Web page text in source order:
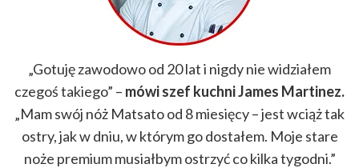
„Gotuję zawodowo od 20 lat i nigdy nie widziałem
czegoś takiego” – mówi szef kuchni James Martinez.
„Mam swój nóż Matsato od 8 miesięcy – jest wciąż tak
ostry, jak w dniu, w którym go dostałem. Moje stare
noże premium musiałbym ostrzyć co kilka tygodni.”